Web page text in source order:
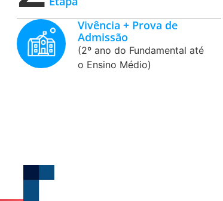
Vivência + Prova de
Admissão
(2º ano do Fundamental até
o Ensino Médio)